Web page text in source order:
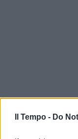
Il Tempo - Do
In evidenza